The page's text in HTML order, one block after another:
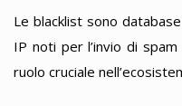
Le blacklist sono
IP noti per l’invio di
ruolo cruciale